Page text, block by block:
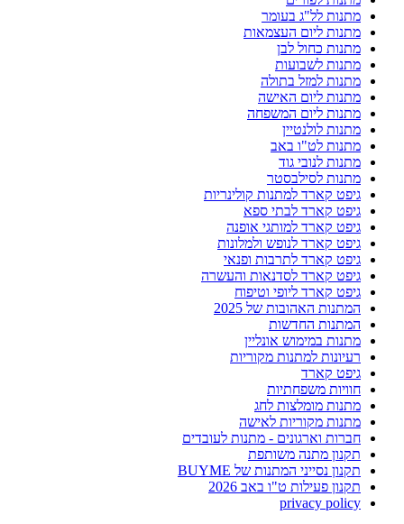
מתנות לל"ג בעומר
מתנות ליום העצמאות
מתנות כחול לבן
מתנות לשבועות
מתנות למזל בתולה
מתנות ליום האישה
מתנות ליום המשפחה
מתנות לולנטיין
מתנות לט"ו באב
מתנות לנובי גוד
מתנות לסילבסטר
גיפט קארד למתנות קולינריות
גיפט קארד לבתי ספא
גיפט קארד למותגי אופנה
גיפט קארד לנופש ולמלונות
גיפט קארד לתרבות ופנאי
גיפט קארד לסדנאות והעשרה
גיפט קארד ליופי וטיפוח
המתנות האהובות של 2025
המתנות החדשות
מתנות במימוש אונליין
רעיונות למתנות מקוריות
גיפט קארד
חוויות משפחתיות
מתנות מומלצות לחג
מתנות מקוריות לאישה
חברות וארגונים - מתנות לעובדים
תקנון מתנה משותפת
תקנון נסייני המתנות של BUYME
תקנון פעילות ט"ו באב 2026
privacy policy